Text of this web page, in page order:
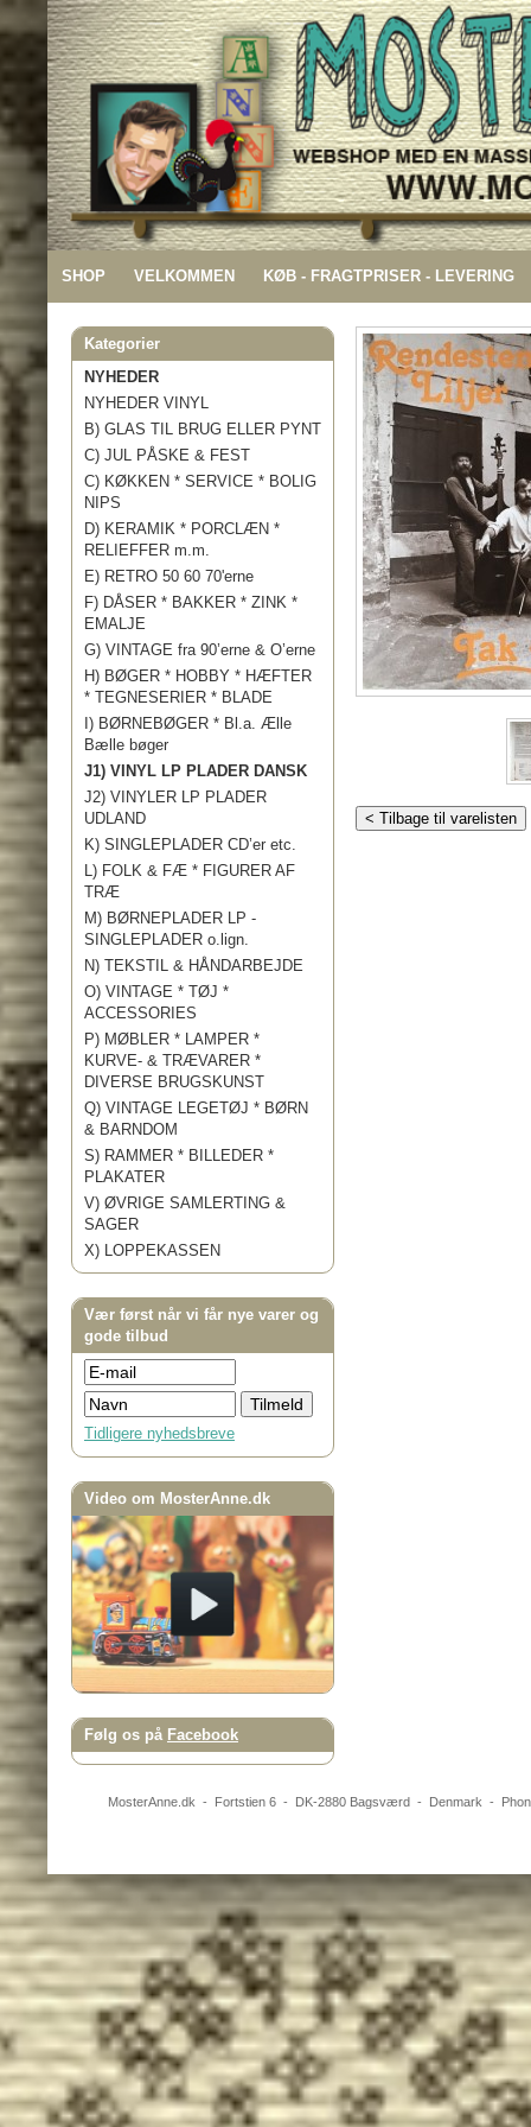
SHOP VELKOMMEN KØB - FRAGTPRISER - LEVERING
Kategorier
NYHEDER
NYHEDER VINYL
B) GLAS TIL BRUG ELLER PYNT
C) JUL PÅSKE & FEST
C) KØKKEN * SERVICE * BOLIG
NIPS
D) KERAMIK * PORCLÆN *
RELIEFFER m.m.
E) RETRO 50 60 70'erne
F) DÅSER * BAKKER * ZINK *
EMALJE
G) VINTAGE fra 90’erne & O’erne
H) BØGER * HOBBY * HÆFTER
* TEGNESERIER * BLADE
I) BØRNEBØGER * Bl.a. Ælle
Bælle bøger
J1) VINYL LP PLADER DANSK
J2) VINYLER LP PLADER
UDLAND
K) SINGLEPLADER CD’er etc.
L) FOLK & FÆ * FIGURER AF
TRÆ
M) BØRNEPLADER LP -
SINGLEPLADER o.lign.
N) TEKSTIL & HÅNDARBEJDE
O) VINTAGE * TØJ *
ACCESSORIES
P) MØBLER * LAMPER *
KURVE- & TRÆVARER *
DIVERSE BRUGSKUNST
Q) VINTAGE LEGETØJ * BØRN
& BARNDOM
S) RAMMER * BILLEDER *
PLAKATER
V) ØVRIGE SAMLERTING &
SAGER
X) LOPPEKASSEN
Vær først når vi får nye varer og
gode tilbud
Tidligere nyhedsbreve
Video om MosterAnne.dk
Følg os på Facebook
< Tilbage til varelisten
MosterAnne.dk - Fortstien 6- DK-2880 Bagsværd- Denmark -